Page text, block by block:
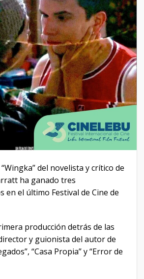
del novelista y crítico de
ha ganado tres
en el último Festival de Cine de
producción detrás de las
y guionista del autor de
“Casa Propia” y “Error de